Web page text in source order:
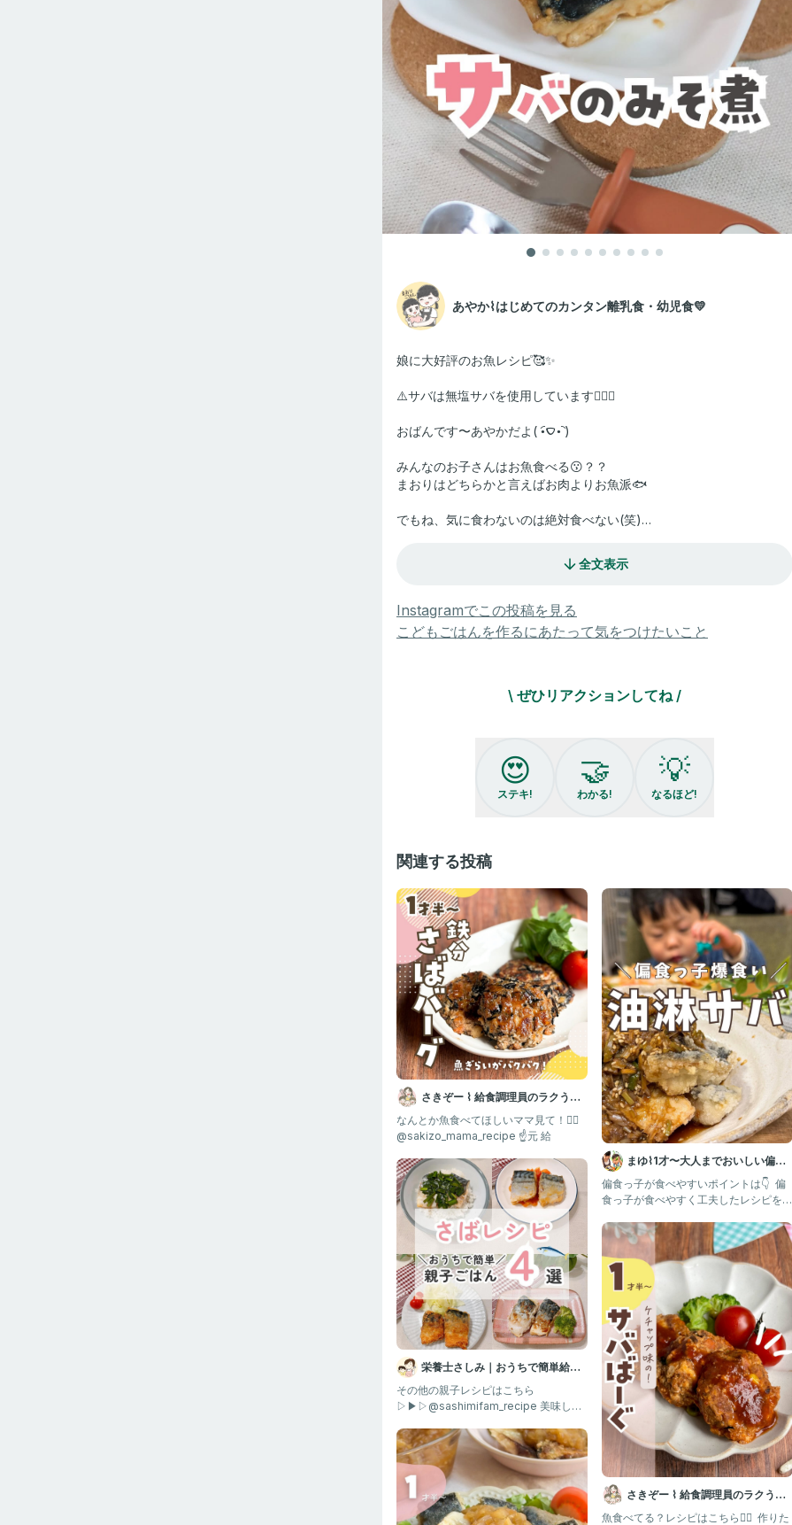
あやか⌇はじめてのカンタン離乳食・幼児食💛
娘に大好評のお魚レシピ🥰✨
⚠️サバは無塩サバを使用しています🙇🏻‍♂️
おばんです〜あやかだよ( •︠‎ࠏ•︡ )
みんなのお子さんはお魚食べる😗？？
まおりはどちらかと言えばお肉よりお魚派🐟
でもね、気に食わないのは絶対食べない(笑)
このさばのみそ煮は爆食いでございます🥺
大人も美味しく食べられるから
ぜひみんなで食べてみてね☺️
ぜひフォローしていってね🥹
離乳食・幼児食のレシピで悩まなくなるよ😊
@maori_babygohan
すでにフォローしてくれてるまおりんずのみんな♡
いいね・コメントめちゃくちゃ嬉しいよ〜😭❤️‍🔥
今日もよろしくお願いします🙇🏻‍♂️圧圧圧ww
いつもありがとう🫶🏻🌈
𓈒𓏸𓈒꙳𓂃 𓈒𓏸𓈒꙳𓂃 𓈒𓏸𓈒꙳𓂃 𓈒𓏸𓈒꙳𓂃 𓈒𓏸𓈒꙳𓂃
#離乳食
#幼児食
#さばの味噌煮
#サバレシピ
#親子ごはんの悩みサポート
全文表示
Instagramでこの投稿を見る
こどもごはんを作るにあたって気をつけたいこと
\ ぜひリアクションしてね /
😍
ステキ!
🤝
わかる!
💡
なるほど!
関連する投稿
さきぞー ⌇ 給食調理員のラクうま
幼児食
なんとか魚食べてほしいママ見て！💁‍♀️ ⁡
@sakizo_mama_recipe ☝️元 給
栄養士さしみ｜おうちで簡単給食
レシピ
その他の親子レシピはこちら
▷▶▷@sashimifam_recipe 美味しそ
まゆ⌇1才〜大人までおいしい偏食
改善レシピ ｜ 幼児食
偏食っ子が食べやすいポイントは👇 ⁡ 偏
食っ子が食べやすく工夫したレシピを紹
さきぞー ⌇ 給食調理員のラクうま
幼児食
魚食べてる？レシピはこちら💁‍♀️ ⁡ 作りた